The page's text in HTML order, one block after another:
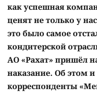
как успешная
ценят не только у
это было самое
кондитерской
АО «Рахат» пришёл
наказание. Об этом
корреспонденты